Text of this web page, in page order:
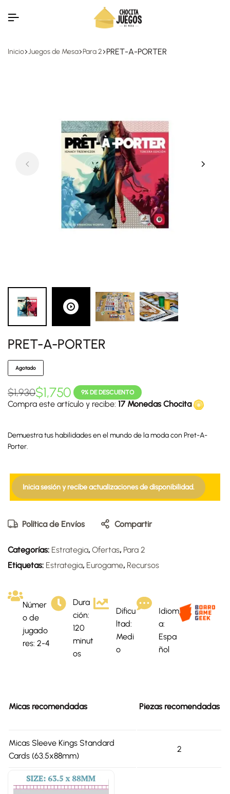
Inicio Juegos de Mesa Para 2 PRET-A-PORTER
PRET-A-PORTER
Agotado
$1,930$1,750 9% DE DESCUENTO
Compra este artículo y recibe: 17 Monedas Chocita
Demuestra tus habilidades en el mundo de la moda con Pret-A-
Porter.
Inicia sesión y recibe actualizaciones de disponibilidad.
Política de Envíos Compartir
Categorías: Estrategia, Ofertas, Para 2
Etiquetas: Estrategia, Eurogame, Recursos
Númer
o de
jugado
res: 2-4
Dura
ción:
120
minut
os
Dificu
ltad:
Medi
o
Idiom
a:
Espa
ñol
Micas recomendadas Piezas recomendadas
Micas Sleeve Kings Standard
Cards (63.5x88mm)
2